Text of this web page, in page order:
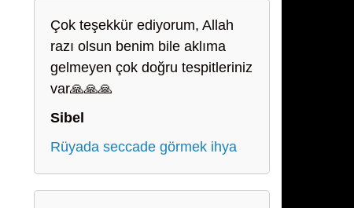
Çok teşekkür ediyorum, Allah
razı olsun benim bile aklıma
gelmeyen çok doğru tespitleriniz
var🙏🙏🙏
Sibel
Rüyada seccade görmek ihya